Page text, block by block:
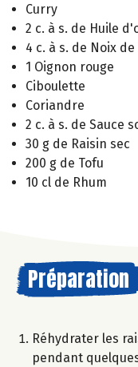
Curry
2 c. à s. de Huile
4 c. à s. de Noix de
1 Oignon rouge
Ciboulette
Coriandre
2 c. à s. de Sauce
30 g de Raisin sec
200 g de Tofu
10 cl de Rhum
Préparation
Réhydrater les
pendant